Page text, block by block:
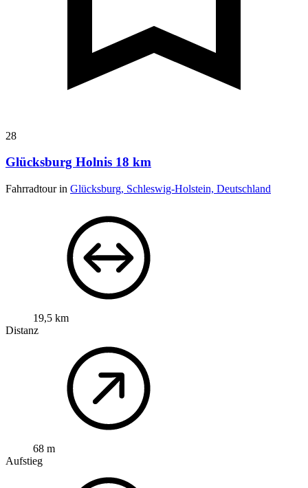
28
Glücksburg Holnis 18 km
Fahrradtour in Glücksburg, Schleswig-Holstein, Deutschland
19,5 km
Distanz
68 m
Aufstieg